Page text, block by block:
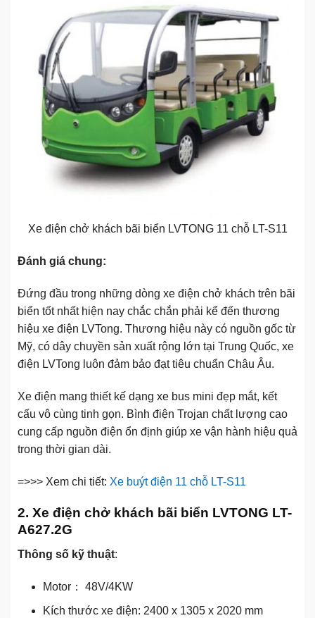
Xe điện chở khách bãi biển LVTONG 11 chỗ LT-S11
Đánh giá chung:
Đứng đầu trong những dòng xe điện chở khách trên bãi
biển tốt nhất hiện nay chắc chắn phải kể đến thương
hiệu xe điện LVTong. Thương hiệu này có nguồn gốc từ
Mỹ, có dây chuyền sản xuất rộng lớn tại Trung Quốc, xe
điện LVTong luôn đảm bảo đạt tiêu chuẩn Châu Âu.
Xe điện mang thiết kế dạng xe bus mini đẹp mắt, kết
cấu vô cùng tinh gọn. Bình điện Trojan chất lượng cao
cung cấp nguồn điện ổn định giúp xe vận hành hiệu quả
trong thời gian dài.
=>>> Xem chi tiết: Xe buýt điện 11 chỗ LT-S11
2. Xe điện chở khách bãi biển LVTONG LT-
A627.2G
Thông số kỹ thuật:
Motor： 48V/4KW
Kích thước xe điện: 2400 x 1305 x 2020 mm